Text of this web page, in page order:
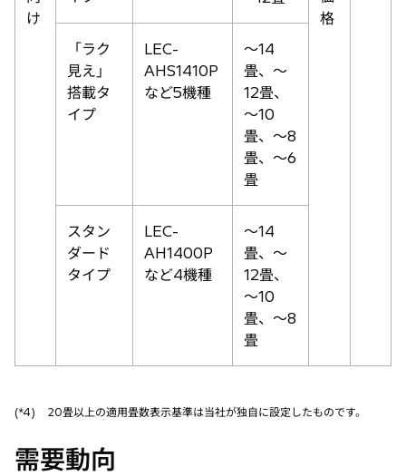
け
格
「ラク
見え」
搭載タ
イプ
LEC-
AHS1410P
など5機種
〜14
畳、〜
12畳、
〜10
畳、〜8
畳、〜6
畳
スタン
ダード
タイプ
LEC-
AH1400P
など4機種
〜14
畳、〜
12畳、
〜10
畳、〜8
畳
(*4) 20畳以上の適用畳数表示基準は当社が独自に設定したものです。
需要動向